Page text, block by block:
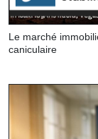
Le marché
caniculaire